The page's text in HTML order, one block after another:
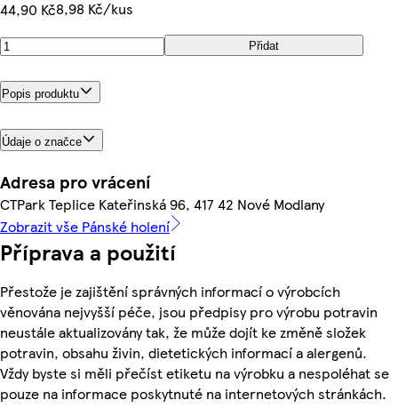
44,90 Kč8,98 Kč/kus
Přidat
Popis produktu
Údaje o značce
Adresa pro vrácení
CTPark Teplice Kateřinská 96, 417 42 Nové Modlany
Zobrazit vše Pánské holení
Příprava a použití
Přestože je zajištění správných informací o výrobcích
věnována nejvyšší péče, jsou předpisy pro výrobu potravin
neustále aktualizovány tak, že může dojít ke změně složek
potravin, obsahu živin, dietetických informací a alergenů.
Vždy byste si měli přečíst etiketu na výrobku a nespoléhat se
pouze na informace poskytnuté na internetových stránkách.